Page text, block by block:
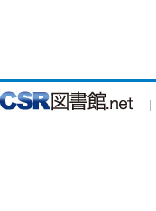
｜